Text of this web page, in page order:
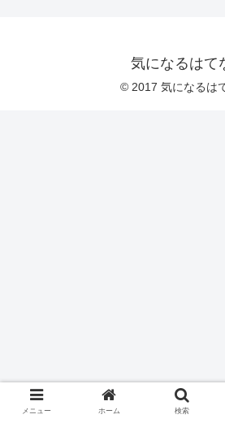
気になるはて
© 2017 気になるは
メニュー ホーム 検索